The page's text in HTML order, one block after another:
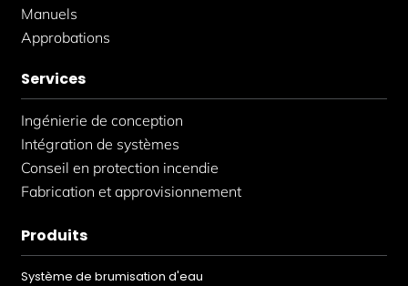
Manuels
Approbations
Services
Ingénierie de conception
Intégration de systèmes
Conseil en protection incendie
Fabrication et approvisionnement
Produits
Système de brumisation d'eau